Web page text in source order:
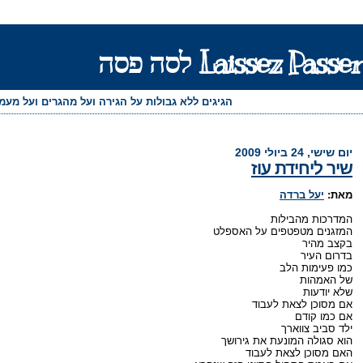
Laissez Passer לסה פסה
הגיגים ללא גבולות על הגירה ועל מהגרים ועל
יום שישי, 24 ביולי 2009
שיר ליחידת עוז
מאת: יעל ברדה
המדרכות מהבילות
המזגנים מטפטפים על האספלט
בקצב מהיר
בדרום העיר
כמו פעימות הלב
של האמהות
שלא יודעות
אם מסוכן לצאת לעבוד
אם כמו קודם
ילד סביב צווארך
הוא סגולה המונעת את גירושך
האם מסוכן לצאת לעבוד